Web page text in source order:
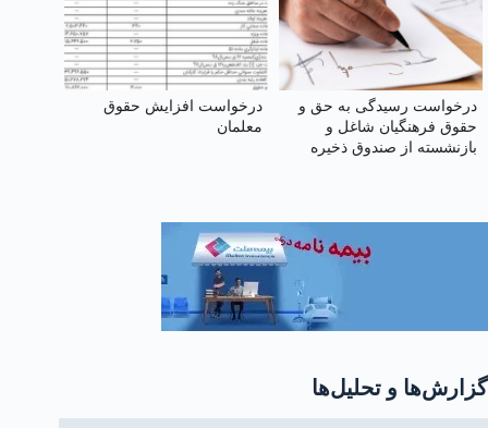
درخواست رسیدگی به حق و
حقوق فرهنگیان شاغل و
بازنشسته از صندوق ذخیره
درخواست افزایش حقوق
معلمان
گزارش‌ها و تحلیل‌ها